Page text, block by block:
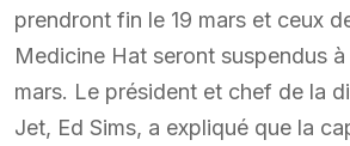
prendront fin le 19 mars et ceux
Medicine Hat seront suspendus
mars. Le président et chef de la
Jet, Ed Sims, a expliqué que la